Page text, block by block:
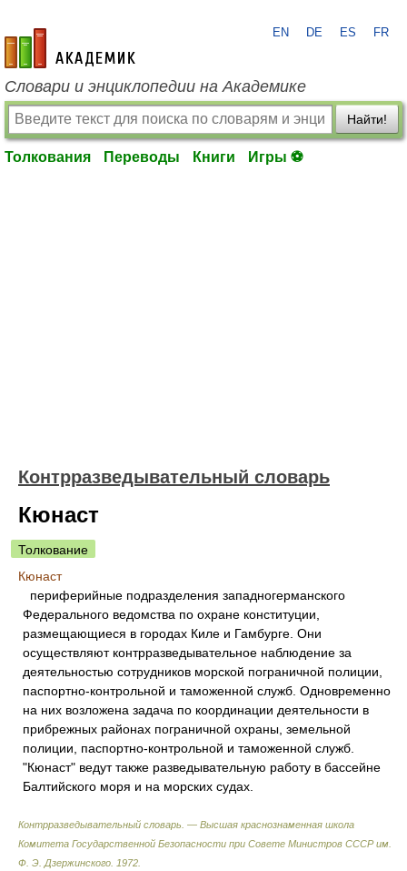
academic.ru
EN DE ES FR
Словари и энциклопедии на Академике
Найти!
Толкования Переводы Книги Игры ⚽
Контрразведывательный словарь
Кюнаст
Толкование
Кюнаст
периферийные подразделения западногерманского
Федерального ведомства по охране конституции,
размещающиеся в городах Киле и Гамбурге. Они
осуществляют контрразведывательное наблюдение за
деятельностью сотрудников морской пограничной полиции,
паспортно-контрольной и таможенной служб. Одновременно
на них возложена задача по координации деятельности в
прибрежных районах пограничной охраны, земельной
полиции, паспортно-контрольной и таможенной служб.
"Кюнаст" ведут также разведывательную работу в бассейне
Балтийского моря и на морских судах.
Контрразведывательный словарь. — Высшая краснознаменная школа
Комитета Государственной Безопасности при Совете Министров СССР им.
Ф. Э. Дзержинского 1972